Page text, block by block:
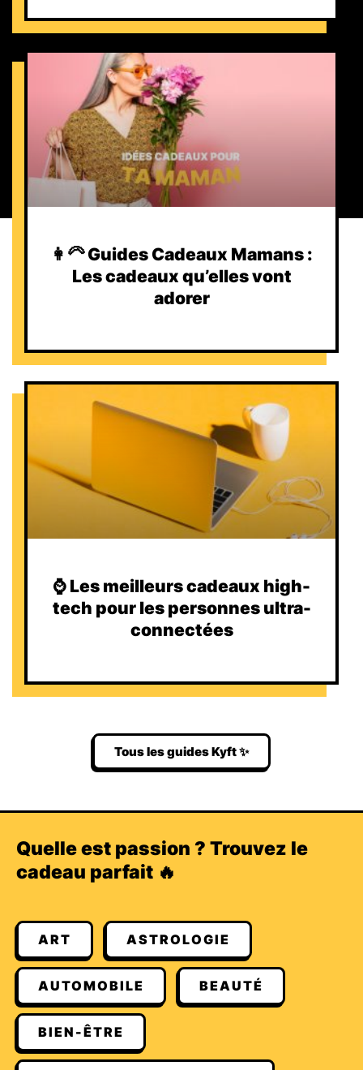
👩‍🦳 Guides Cadeaux Mamans :
Les cadeaux qu’elles vont
adorer
⌚️ Les meilleurs cadeaux high-
tech pour les personnes ultra-
connectées
Tous les guides Kyft ✨
Quelle est passion ? Trouvez le
cadeau parfait 🔥
ART ASTROLOGIE
AUTOMOBILE BEAUTÉ
BIEN-ÊTRE